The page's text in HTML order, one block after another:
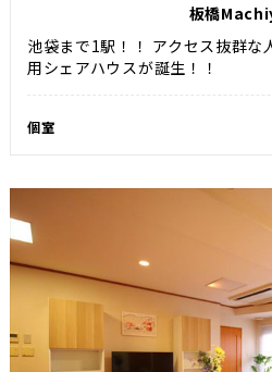
板橋
池袋まで1駅！！ アクセス抜群な
用シェアハウスが誕生！！
個室